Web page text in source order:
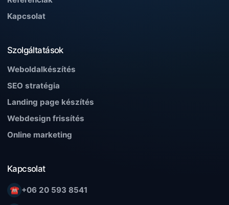
Kapcsolat
Szolgáltatások
Weboldalkészítés
SEO stratégia
Landing page készítés
Webdesign frissítés
Online marketing
Kapcsolat
☎ +06 20 593 8541